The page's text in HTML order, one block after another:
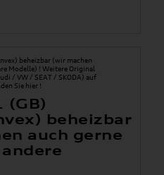
(GB)
beheizbar
auch gerne